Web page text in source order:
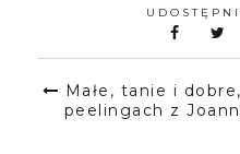
Małe, tanie i
peelingach z